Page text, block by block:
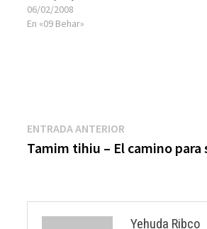
Sabático (Shenat Shemitá) y el año de
(Yovel), como otros…
06/02/2008
En «09 Behar»
Navegación
de
ENTRADA ANTERIOR
anterior:
Tamim tihiu – El camino para
Yehuda Ribco